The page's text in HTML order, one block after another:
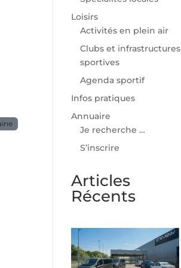
Loisirs
Activités en plein air
Clubs et infrastructures
sportives
Agenda sportif
Infos pratiques
Annuaire
Je recherche …
S’inscrire
Articles
Récents